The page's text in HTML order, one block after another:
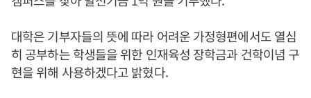
대학은 기부자들의 뜻에 따라 어려운 가정형편에서도 열심
히 공부하는 학생들을 위한 인재육성 장학금과 건학이념 구
현을 위해 사용하겠다고 밝혔다.